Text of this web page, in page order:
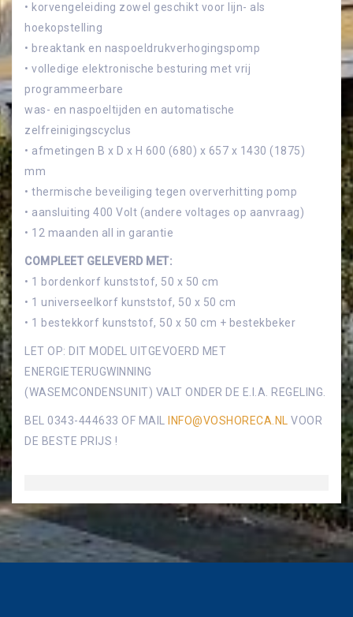
• korvengeleiding zowel geschikt voor lijn- als
hoekopstelling
• breaktank en naspoeldrukverhogingspomp
• volledige elektronische besturing met vrij
programmeerbare
was- en naspoeltijden en automatische
zelfreinigingscyclus
• afmetingen B x D x H 600 (680) x 657 x 1430 (1875)
mm
• thermische beveiliging tegen oververhitting pomp
• aansluiting 400 Volt (andere voltages op aanvraag)
• 12 maanden all in garantie
COMPLEET GELEVERD MET:
• 1 bordenkorf kunststof, 50 x 50 cm
• 1 universeelkorf kunststof, 50 x 50 cm
• 1 bestekkorf kunststof, 50 x 50 cm + bestekbeker
LET OP: DIT MODEL UITGEVOERD MET
ENERGIETERUGWINNING
(WASEMCONDENSUNIT) VALT ONDER DE E.I.A. REGELING.
BEL 0343-444633 OF MAIL INFO@VOSHORECA.NL
VOOR
DE BESTE PRIJS !